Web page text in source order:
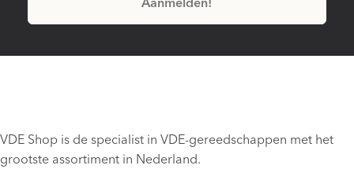
VDE Shop is de specialist in VDE-gereedschappen met het
grootste assortiment in Nederland.